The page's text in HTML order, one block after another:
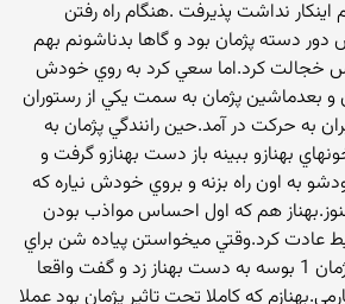
اينكار نداشت پذيرفت .هنگام راه رفتن
دور دسته پژمان بود و گاها بدناشونم بهم
خجالت كرد.اما سعي كرد به روي خودش
گرفتن و بعدماشين پژمان به سمت يكي از رستوران
به حركت در آمد.حين رانندگي پژمان به
بهنازو ببينه باز دست بهنازو گرفت و
به اون راه بزنه و بروي خودش نياره كه
هم كه اول احساس مواذب بودن
عادت كرد.وقتي ميخواستن پياده شن براي
رفتن به داخل رستوران پژمان 1 بوسه به دست بهناز زد و گفت واقعا
كه كاملا تحت تاثير پژمان بود عملا